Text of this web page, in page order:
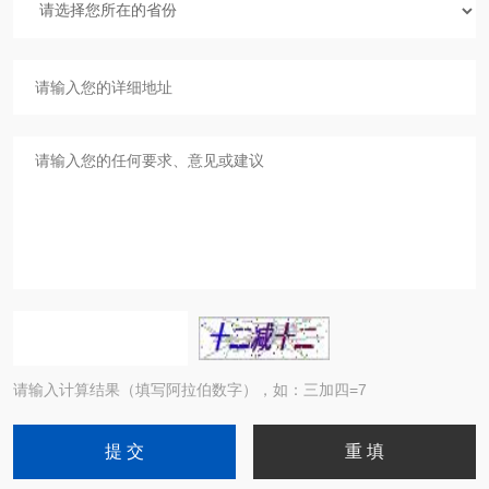
请输入计算结果（填写阿拉伯数字），如：三加四=7